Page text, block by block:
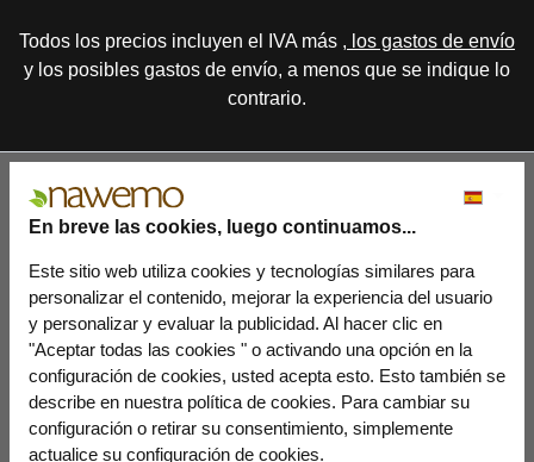
En breve las cookies, luego continuamos...
Este sitio web utiliza cookies y tecnologías similares para
personalizar el contenido, mejorar la experiencia del usuario
y personalizar y evaluar la publicidad. Al hacer clic en
"Aceptar todas las cookies " o activando una opción en la
configuración de cookies, usted acepta esto. Esto también se
describe en nuestra política de cookies. Para cambiar su
configuración o retirar su consentimiento, simplemente
actualice su configuración de cookies.
Todos los precios incluyen el IVA más , los gastos de envío
y los posibles gastos de envío, a menos que se indique lo
contrario.